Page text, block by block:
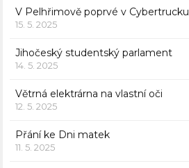
V Pelhřimově poprvé v Cybertrucku
15. 5. 2025
Jihočeský studentský parlament
14. 5. 2025
Větrná elektrárna na vlastní oči
12. 5. 2025
Přání ke Dni matek
11. 5. 2025